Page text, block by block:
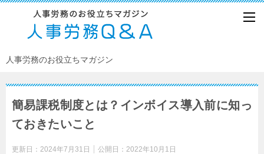
人事労務のお役立ちマガジン
簡易課税制度とは？インボイス導入前に知っ
ておきたいこと
更新日： 2024年7月31日 公開日： 2022年10月1日